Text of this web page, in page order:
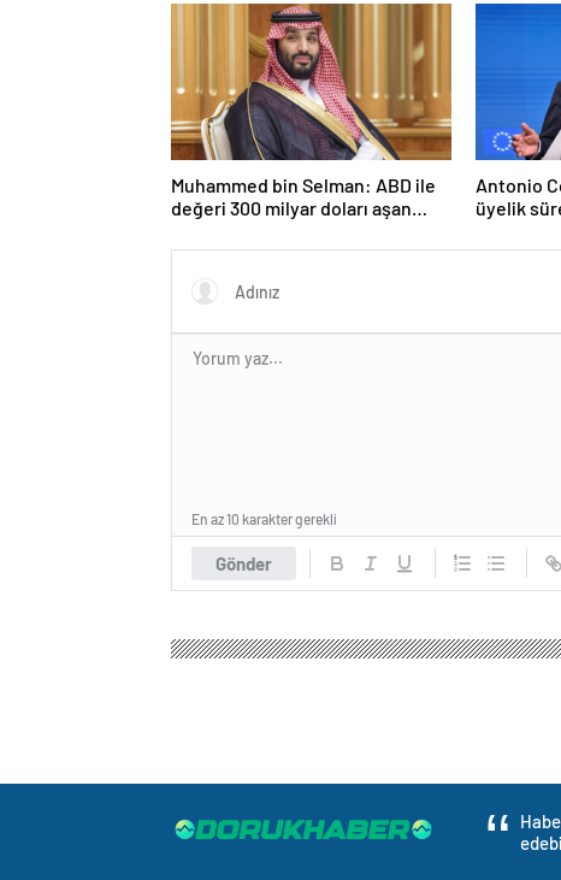
Muhammed bin Selman: ABD ile
değeri 300 milyar doları aşan
Antonio
üyelik
Gönder
En az 10 karakter gerekli